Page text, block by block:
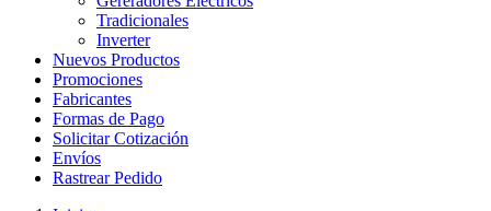
Tradicionales
Inverter
Nuevos Productos
Promociones
Fabricantes
Formas de Pago
Solicitar Cotización
Envíos
Rastrear Pedido